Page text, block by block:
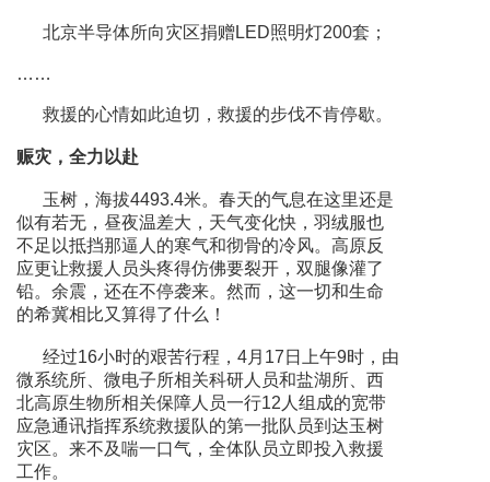
北京半导体所向灾区捐赠LED照明灯200套；
……
救援的心情如此迫切，救援的步伐不肯停歇。
赈灾，全力以赴
玉树，海拔4493.4米。春天的气息在这里还是
似有若无，昼夜温差大，天气变化快，羽绒服也
不足以抵挡那逼人的寒气和彻骨的冷风。高原反
应更让救援人员头疼得仿佛要裂开，双腿像灌了
铅。余震，还在不停袭来。然而，这一切和生命
的希冀相比又算得了什么！
经过16小时的艰苦行程，4月17日上午9时，由
微系统所、微电子所相关科研人员和盐湖所、西
北高原生物所相关保障人员一行12人组成的宽带
应急通讯指挥系统救援队的第一批队员到达玉树
灾区。来不及喘一口气，全体队员立即投入救援
工作。